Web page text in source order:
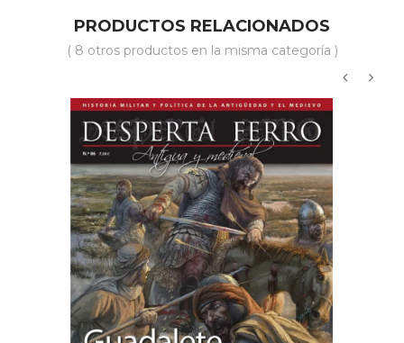
PRODUCTOS RELACIONADOS
( 8 otros productos en la misma categoría )